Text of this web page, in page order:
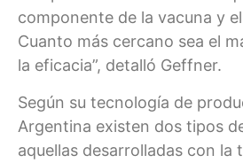
componente de la vacuna y
Cuanto más cercano sea el
la eficacia”, detalló Geffner.
Según su tecnología de
Argentina existen dos tipos
aquellas desarrolladas con la